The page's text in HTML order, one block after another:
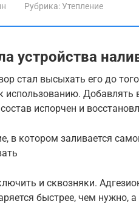
Рубрика:Утепление
устройства
стал высыхать его до
использованию. Добавлять
испорчен и
в котором заливается
и сквозняки.
быстрее, чем нужно,